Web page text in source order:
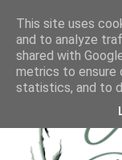
This site uses
and to analyze
shared with
metrics to ensure
statistics, and to